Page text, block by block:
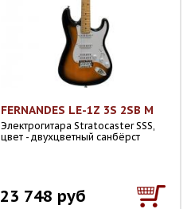
FERNANDES LE-1Z 3S 2SB M
Электрогитара Stratocaster SSS,
цвет - двухцветный санбёрст
23 748 руб